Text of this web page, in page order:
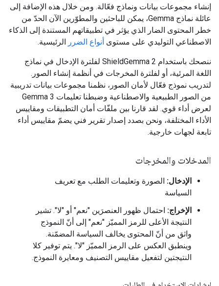
إنشاء مجموعات بيانات ونماذج فعّالة. ومن خلال هذه الإضافة إلى
عائلة نماذج Gemma، يمكن للباحثين والمطوّرين الآن الحدّ من
خطر المحتوى الضار الذي يؤثر في تطبيقاتهم المستندة إلى الذكاء
الاصطناعي التوليدي على مستوى أنواع الضرر الرئيسية.
ننصحك باستخدام ShieldGemma 2 لفلترة الإدخال في نماذج
اللغة المرئية، أو لفلترة المخرجات في أنظمة إنشاء الصور.
لتدريب نموذج فعّال لأمان الصور، نظمنا مجموعات بيانات تدريبية
من الصور الطبيعية والاصطناعية وضبطنا تعليمات Gemma 3
لعرض أداء قوي. لقد قارنا بين ملفّات أمان التطبيقات ومقاييس
الأداء المختلفة، ونحن بصدد إصدار تقرير فني يضمّ مقاييس أداء
تابعة لجهات خارجية.
المدخلات والمخرجات
الإدخال: الصورة وتعليمات الطلب مع تعريف
السياسة
الإخراج: احتمال ظهور العنصرَين "نعم" أو "لا". تشير
النتيجة الأعلى للرمز المميّز "نعم" إلى أنّ النموذج
واثق من أنّ المحتوى يخالف السياسة المضمّنة.
وينطبق العكس على الرمز المميّز "لا". يتم توفير كلا
النتيجتين لتفعيل مقاييس التصنيف ومعايرة النموذج.